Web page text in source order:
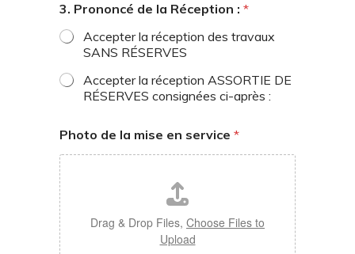
3. Prononcé de la Réception : *
Accepter la réception des travaux
SANS RÉSERVES
Accepter la réception ASSORTIE DE
RÉSERVES consignées ci-après :
Photo de la mise en service *
Drag & Drop Files, Choose Files to
Upload